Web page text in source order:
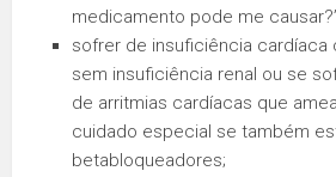
medicamento pode me
sofrer de insuficiência cardíaca
sem insuficiência renal ou se
de arritmias cardíacas que
cuidado especial se também
betabloqueadores;